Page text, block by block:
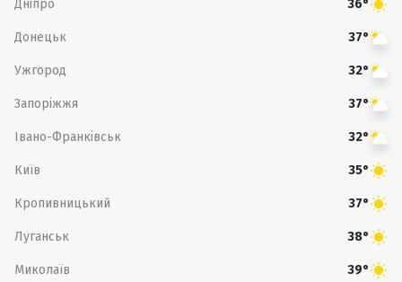
Дніпро 36°
Донецьк 37°
Ужгород 32°
Запоріжжя 37°
Івано-Франківськ 32°
Київ 35°
Кропивницький 37°
Луганськ 38°
Миколаїв 39°